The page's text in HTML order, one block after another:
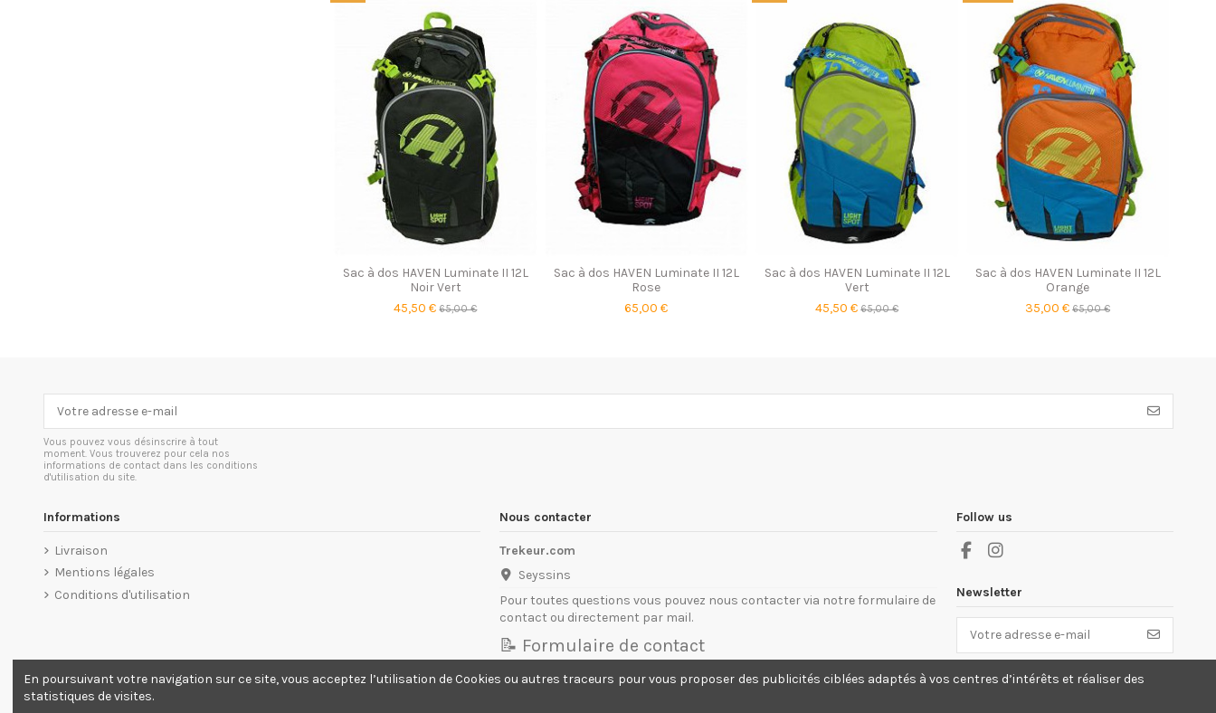
Sac à dos HAVEN Luminate II 12L
Noir Vert
45,50 €65,00 €
Sac à dos HAVEN Luminate II 12L
Rose
65,00 €
Sac à dos HAVEN Luminate II 12L
Vert
45,50 €65,00 €
Sac à dos HAVEN Luminate II 12L
Orange
35,00 €65,00 €
Vous pouvez vous désinscrire à tout
moment. Vous trouverez pour cela nos
informations de contact dans les conditions
d'utilisation du site.
Informations
Livraison
Mentions légales
Conditions d'utilisation
Nous contacter
Trekeur.com
Seyssins
Pour toutes questions vous pouvez nous contacter via notre formulaire de
contact ou directement par mail.
📝 Formulaire de contact
contact@trekeur.com
Follow us
Newsletter
moment. Vous trouverez pour cela nos
En poursuivant votre navigation sur ce site, vous acceptez l’utilisation de Cookies ou autres traceurs pour vous proposer des publicités ciblées adaptés à vos centres d’intérêts et réaliser des
statistiques de visites.